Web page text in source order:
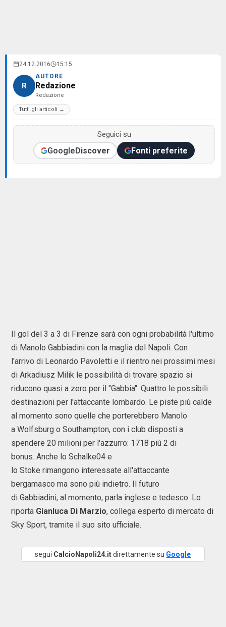
24.12.2016 15:15
R
AUTORE
Redazione
Redazione
Tutti gli articoli →
Seguici su
GoogleDiscover Fonti preferite
Il gol del 3 a 3 di Firenze sarà con ogni probabilità l'ultimo
di Manolo Gabbiadini con la maglia del Napoli. Con
l'arrivo di Leonardo Pavoletti e il rientro nei prossimi mesi
di Arkadiusz Milik le possibilità di trovare spazio si
riducono quasi a zero per il "Gabbia". Quattro le possibili
destinazioni per l'attaccante lombardo. Le piste più calde
al momento sono quelle che porterebbero Manolo
a Wolfsburg o Southampton, con i club disposti a
spendere 20 milioni per l'azzurro: 1718 più 2 di
bonus. Anche lo Schalke04 e
lo Stoke rimangono interessate all'attaccante
bergamasco ma sono più indietro. Il futuro
di Gabbiadini, al momento, parla inglese e tedesco. Lo
riporta Gianluca Di Marzio, collega esperto di mercato di
Sky Sport, tramite il suo sito ufficiale.
segui CalcioNapoli24.itdirettamente su Google